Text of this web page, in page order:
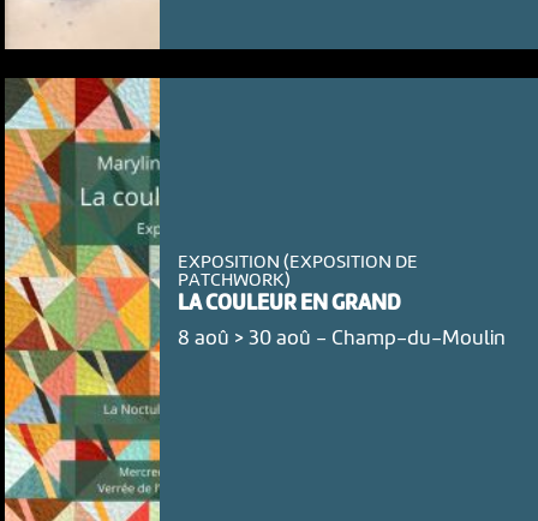
EXPOSITION (EXPOSITION DE
PATCHWORK)
LA COULEUR EN GRAND
8 aoû > 30 aoû - Champ-du-Moulin